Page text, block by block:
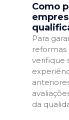
Como
Para
reformas
verifique
da